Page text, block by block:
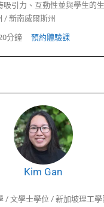
吸引力、互動性並與學生的
/ 新南威爾斯州
分鐘 預約體驗課
Kim Gan
/ 文學士學位 / 新加坡理工學